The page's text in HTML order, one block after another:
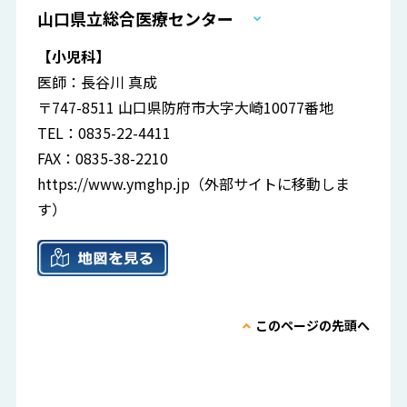
山口県立総合医療センター
【小児科】
医師：長谷川 真成
〒747-8511 山口県防府市大字大崎10077番地
TEL：0835-22-4411
FAX：0835-38-2210
https://www.ymghp.jp （外部サイトに移動しま
す）
このページの先頭へ